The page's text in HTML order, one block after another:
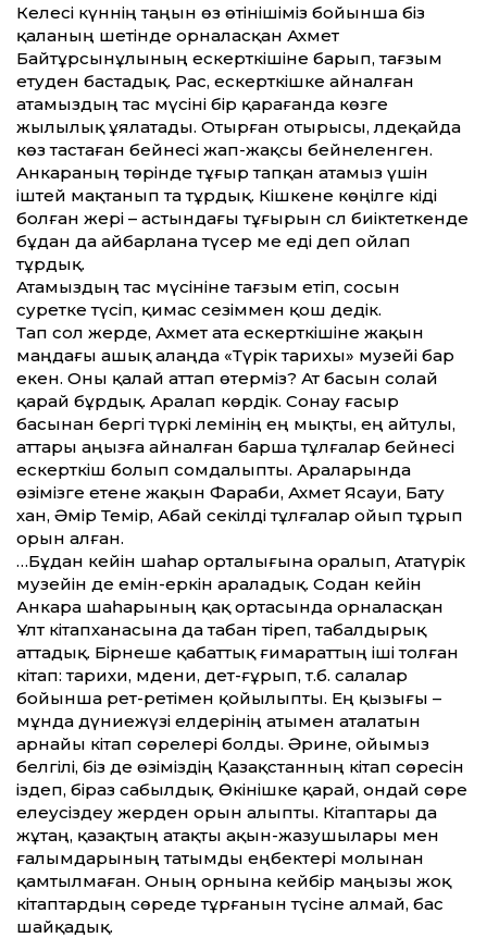
Келесі күннің таңын өз өтінішіміз бойынша біз
қаланың шетінде орналасқан Ахмет
Байтұрсынұлының ескерткішіне барып, тағзым
етуден бастадық. Рас, ескерткішке айналған
атамыздың тас мүсіні бір қарағанда көзге
жылылық ұялатады. Отырған отырысы, әлдеқайда
көз тастаған бейнесі жап-жақсы бейнеленген.
Анкараның төрінде тұғыр тапқан атамыз үшін
іштей мақтанып та тұрдық. Кішкене көңілге кіді
болған жері – астындағы тұғырын сәл биіктеткенде
бұдан да айбарлана түсер ме еді деп ойлап
тұрдық.
Атамыздың тас мүсініне тағзым етіп, сосын
суретке түсіп, қимас сезіммен қош дедік.
Тап сол жерде, Ахмет ата ескерткішіне жақын
маңдағы ашық алаңда «Түрік тарихы» музейі бар
екен. Оны қалай аттап өтерміз? Ат басын солай
қарай бұрдық. Аралап көрдік. Сонау ғасыр
басынан бергі түркі әлемінің ең мықты, ең айтулы,
аттары аңызға айналған барша тұлғалар бейнесі
ескерткіш болып сомдалыпты. Араларында
өзімізге етене жақын Фараби, Ахмет Ясауи, Бату
хан, Әмір Темір, Абай секілді тұлғалар ойып тұрып
орын алған.
…Бұдан кейін шаһар орталығына оралып, Ататүрік
музейін де емін-еркін араладық. Содан кейін
Анкара шаһарының қақ ортасында орналасқан
Ұлт кітапханасына да табан тіреп, табалдырық
аттадық. Бірнеше қабаттық ғимараттың іші толған
кітап: тарихи, мәдени, әдет-ғұрып, т.б. салалар
бойынша рет-ретімен қойылыпты. Ең қызығы –
мұнда дүниежүзі елдерінің атымен аталатын
арнайы кітап сөрелері болды. Әрине, ойымыз
белгілі, біз де өзіміздің Қазақстанның кітап сөресін
іздеп, біраз сабылдық. Өкінішке қарай, ондай сөре
елеусіздеу жерден орын алыпты. Кітаптары да
жұтаң, қазақтың атақты ақын-жазушылары мен
ғалымдарының татымды еңбектері молынан
қамтылмаған. Оның орнына кейбір маңызы жоқ
кітаптардың сөреде тұрғанын түсіне алмай, бас
шайқадық.